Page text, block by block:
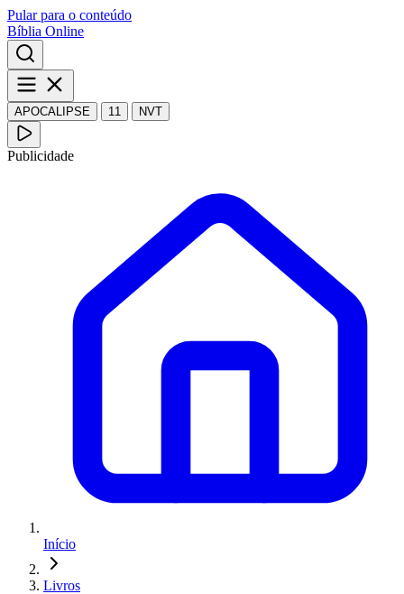
Pular para o conteúdo
Bíblia Online
APOCALIPSE 11 NVT
Publicidade
Início
Livros